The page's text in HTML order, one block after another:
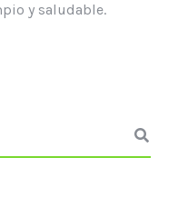
y saludable.